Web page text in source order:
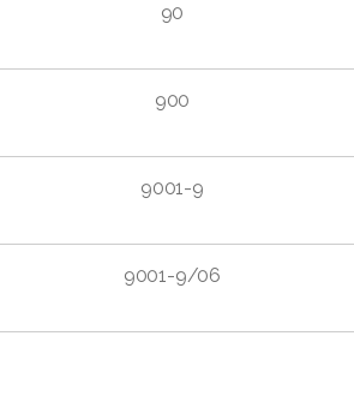
90
900
9001-9
9001-9/06